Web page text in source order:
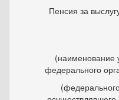
Пенсия за
(наименование
федерального